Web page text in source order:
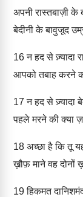
अपनी रास्तबाज़ी के
बेदीनी के बावुजूद
16न हद से ज़्यादा
आपको तबाह करने
17 न हद से ज़्यादा
पहले मरने की क्या
18 अच्छा है कि तू
ख़ौफ़ माने वह दोनों
19हिकमत